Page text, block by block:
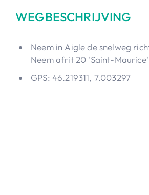
WEGBESCHRIJVING
Neem in Aigle de snelweg
Neem afrit 20 'Saint-
GPS: 46.219311, 7.003297